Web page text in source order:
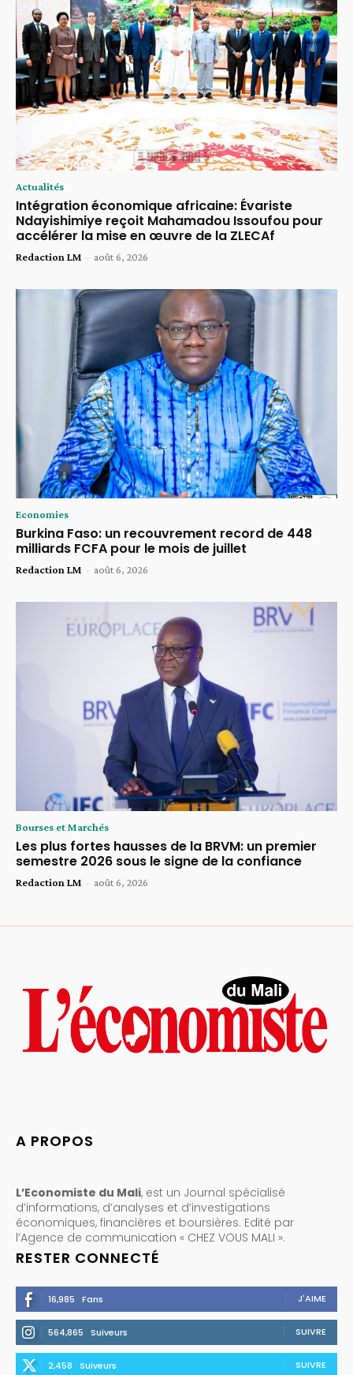
Actualités
Intégration économique africaine: Évariste
Ndayishimiye reçoit Mahamadou Issoufou pour
accélérer la mise en œuvre de la ZLECAf
Redaction LM - août 6, 2026
Economies
Burkina Faso: un recouvrement record de 448
milliards FCFA pour le mois de juillet
Redaction LM - août 6, 2026
Bourses et Marchés
Les plus fortes hausses de la BRVM: un premier
semestre 2026 sous le signe de la confiance
Redaction LM - août 6, 2026
A PROPOS
L’Economiste du Mali, est un Journal spécialisé
d’informations, d’analyses et d’investigations
économiques, financières et boursières. Edité par
l’Agence de communication « CHEZ VOUS MALI ».
RESTER CONNECTÉ
16,985 Fans J'AIME
564,865 Suiveurs SUIVRE
2,458 Suiveurs SUIVRE